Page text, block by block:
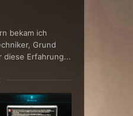
bekam ich
Grund
diese Erfahrung...